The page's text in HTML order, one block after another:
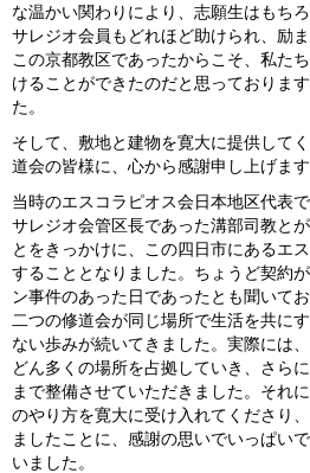
な温かい関わりにより、志願生はもち
サレジオ会員もどれほど助けられ、励
この京都教区であったからこそ、私た
けることができたのだと思っておりま
た。
そして、敷地と建物を寛大に提供して
道会の皆様に、心から感謝申し上げます
当時のエスコラピオス会日本地区代表
サレジオ会管区長であった溝部司教と
とをきっかけに、この四日市にあるエ
することとなりました。ちょうど契約
ン事件のあった日であったとも聞いて
二つの修道会が同じ場所で生活を共に
ない歩みが続いてきました。実際には
どん多くの場所を占拠していき、さら
まで整備させていただきました。それ
のやり方を寛大に受け入れてくださり
ましたことに、感謝の思いでいっぱい
いました。